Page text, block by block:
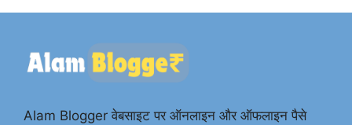
Alam Blogger वेबसाइट पर ऑनलाइन और ऑफलाइन पैसे